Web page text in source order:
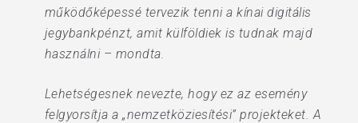
működőképessé tervezik tenni a kínai digitális
jegybankpénzt, amit külföldiek is tudnak majd
használni – mondta.
Lehetségesnek nevezte, hogy ez az esemény
felgyorsítja a „nemzetköziesítési” projekteket. A